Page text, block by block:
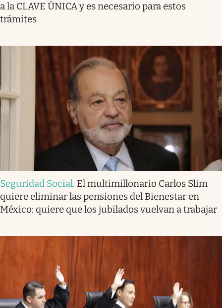
a la CLAVE ÚNICA y es necesario para estos
trámites
Seguridad Social. El multimillonario Carlos Slim
quiere eliminar las pensiones del Bienestar en
México: quiere que los jubilados vuelvan a trabajar